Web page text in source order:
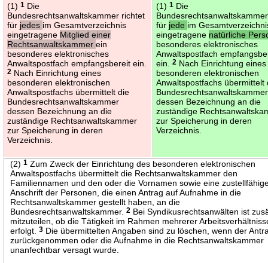
(1)1 Die
Bundesrechtsanwaltskammer richtet
für jedes im Gesamtverzeichnis
eingetragene Mitglied einer
Rechtsanwaltskammerein
besonderes elektronisches
Anwaltspostfach empfangsbereit ein.
2 Nach Einrichtung eines
besonderen elektronischen
Anwaltspostfachs übermittelt die
Bundesrechtsanwaltskammer
dessen Bezeichnung an die
zuständige Rechtsanwaltskammer
zur Speicherung in deren
Verzeichnis.
(1)1 Die
für jede im
eingetragene natürliche
besonderes elektronisches
Anwaltspostfach
ein.2 Nach Einrichtung eines
besonderen elektronischen
Anwaltspostfachs übermittelt
Bundesrechtsanwaltskammer
dessen Bezeichnung an die
zuständige
zur Speicherung in deren
Verzeichnis.
(2)1 Zum Zweck der Einrichtung des besonderen elektronischen
Anwaltspostfachs übermittelt die Rechtsanwaltskammer den
Familiennamen und den oder die Vornamen sowie eine
Anschrift der Personen, die einen Antrag auf Aufnahme in die
Rechtsanwaltskammer gestellt haben, an die
Bundesrechtsanwaltskammer.2 Bei Syndikusrechtsanwälten ist
mitzuteilen, ob die Tätigkeit im Rahmen mehrerer
erfolgt.3 Die übermittelten Angaben sind zu löschen, wenn der
zurückgenommen oder die Aufnahme in die Rechtsanwaltskammer
unanfechtbar versagt wurde.